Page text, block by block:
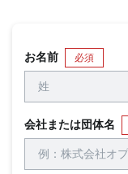
お名前 必須
会社または団体名